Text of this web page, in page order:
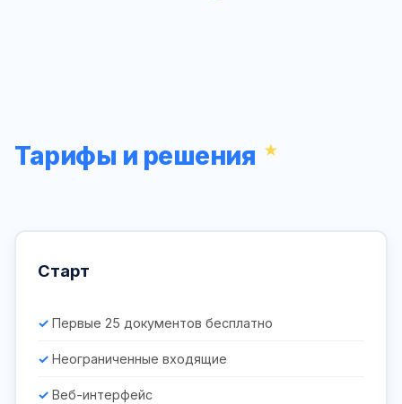
Тарифы и решения
Старт
Первые 25 документов бесплатно
Неограниченные входящие
Веб-интерфейс